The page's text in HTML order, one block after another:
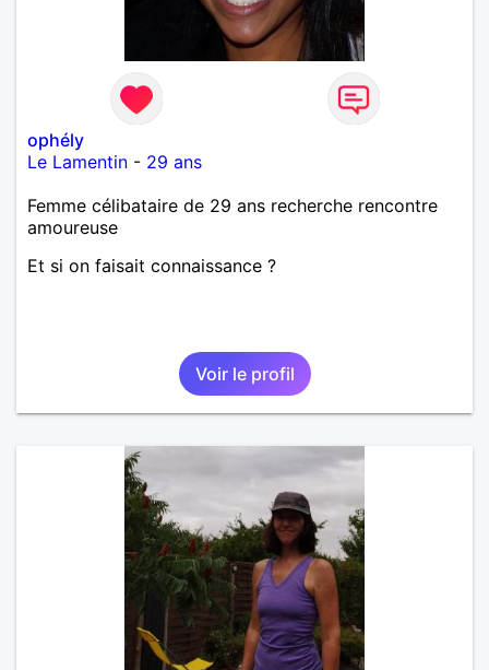
ophély
Le Lamentin - 29 ans
Femme célibataire de 29 ans recherche rencontre
amoureuse
Et si on faisait connaissance ?
Voir le profil